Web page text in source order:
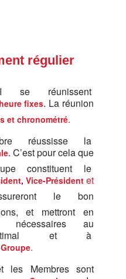
régulier
se réunissent
fixes. La réunion
et chronométré.
réussisse la
. C’est pour cela que
constituent le
, Vice-Président et
le bon
et mettront en
au
optimal et à
.
les Membres sont